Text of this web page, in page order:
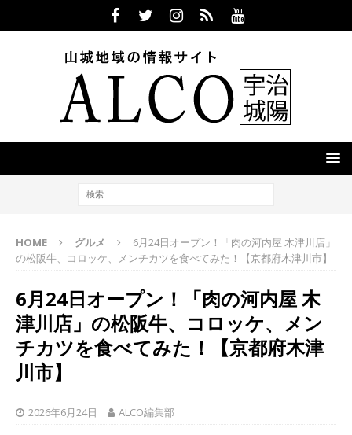
HOME グルメ
6月24日オープン！「肉の河内屋 木津川店」
の松阪牛、コロッケ、メンチカツを食べてみた！【京都府木津川市】
6月24日オープン！「肉の河内屋 木
津川店」の松阪牛、コロッケ、メン
チカツを食べてみた！【京都府木津
川市】
2026年6月24日 ALCO編集部